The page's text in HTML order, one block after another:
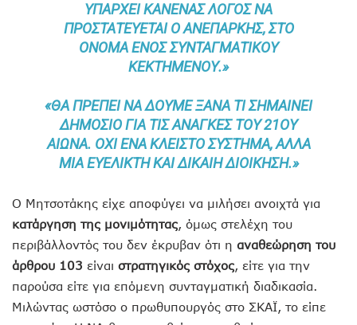
ΥΠΆΡΧΕΙ ΚΑΝΈΝΑΣ ΛΌΓΟΣ ΝΑ
ΠΡΟΣΤΑΤΕΎΕΤΑΙ Ο ΑΝΕΠΑΡΚΉΣ, ΣΤΟ
ΌΝΟΜΑ ΕΝΌΣ ΣΥΝΤΑΓΜΑΤΙΚΟΎ
ΚΕΚΤΗΜΈΝΟΥ.»
«ΘΑ ΠΡΈΠΕΙ ΝΑ ΔΟΎΜΕ ΞΑΝΆ ΤΙ ΣΗΜΑΊΝΕΙ
ΔΗΜΌΣΙΟ ΓΙΑ ΤΙΣ ΑΝΆΓΚΕΣ ΤΟΥ 21ΟΥ
ΑΙΏΝΑ. ΌΧΙ ΈΝΑ ΚΛΕΙΣΤΌ ΣΎΣΤΗΜΑ, ΑΛΛΆ
ΜΙΑ ΕΥΈΛΙΚΤΗ ΚΑΙ ΔΊΚΑΙΗ ΔΙΟΊΚΗΣΗ.»
Ο Μητσοτάκης είχε αποφύγει να μιλήσει ανοιχτά για
κατάργηση της μονιμότητας, όμως στελέχη του
περιβάλλοντός του δεν έκρυβαν ότι η αναθεώρηση του
άρθρου 103 είναι στρατηγικός στόχος, είτε για την
παρούσα είτε για επόμενη συνταγματική διαδικασία.
Μιλώντας ωστόσο ο πρωθυπουργός στο ΣΚΑΪ, το είπε